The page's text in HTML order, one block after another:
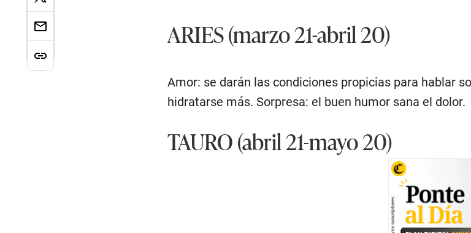
ARIES (marzo 21-abril 20)
Amor: se darán las condiciones propicias para hablar
hidratarse más. Sorpresa: el buen humor sana el dolor.
TAURO (abril 21-mayo 20)